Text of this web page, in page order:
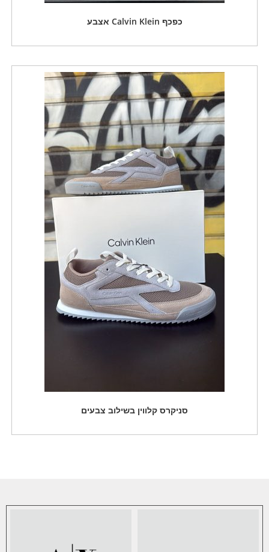
כפכף Calvin Klein אצבע
סניקרס קלווין בשילוב צבעים